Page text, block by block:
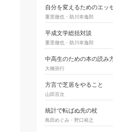
自分を変えるためのエッ
重里徹也・助川幸逸郎
平成文学総括対談
重里徹也・助川幸逸郎
中高生のための本の読み
大橋崇行
方言で芝居をやること
山田百次
統計で転ばぬ先の杖
島田めぐみ・野口裕之